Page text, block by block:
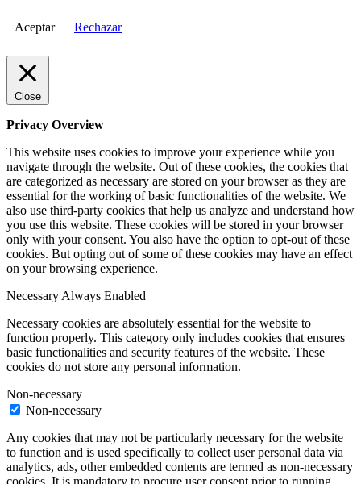
Aceptar Rechazar
Close
Privacy Overview
This website uses cookies to improve your experience while you
navigate through the website. Out of these cookies, the cookies that
are categorized as necessary are stored on your browser as they are
essential for the working of basic functionalities of the website. We
also use third-party cookies that help us analyze and understand how
you use this website. These cookies will be stored in your browser
only with your consent. You also have the option to opt-out of these
cookies. But opting out of some of these cookies may have an effect
on your browsing experience.
NecessaryAlways Enabled
Necessary cookies are absolutely essential for the website to
function properly. This category only includes cookies that ensures
basic functionalities and security features of the website. These
cookies do not store any personal information.
Non-necessary
Non-necessary
Any cookies that may not be particularly necessary for the website
to function and is used specifically to collect user personal data via
analytics, ads, other embedded contents are termed as non-necessary